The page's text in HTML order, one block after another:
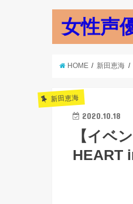
女性声
HOME 新田恵海
新田恵海
2020.10.18
【イベ
HEART